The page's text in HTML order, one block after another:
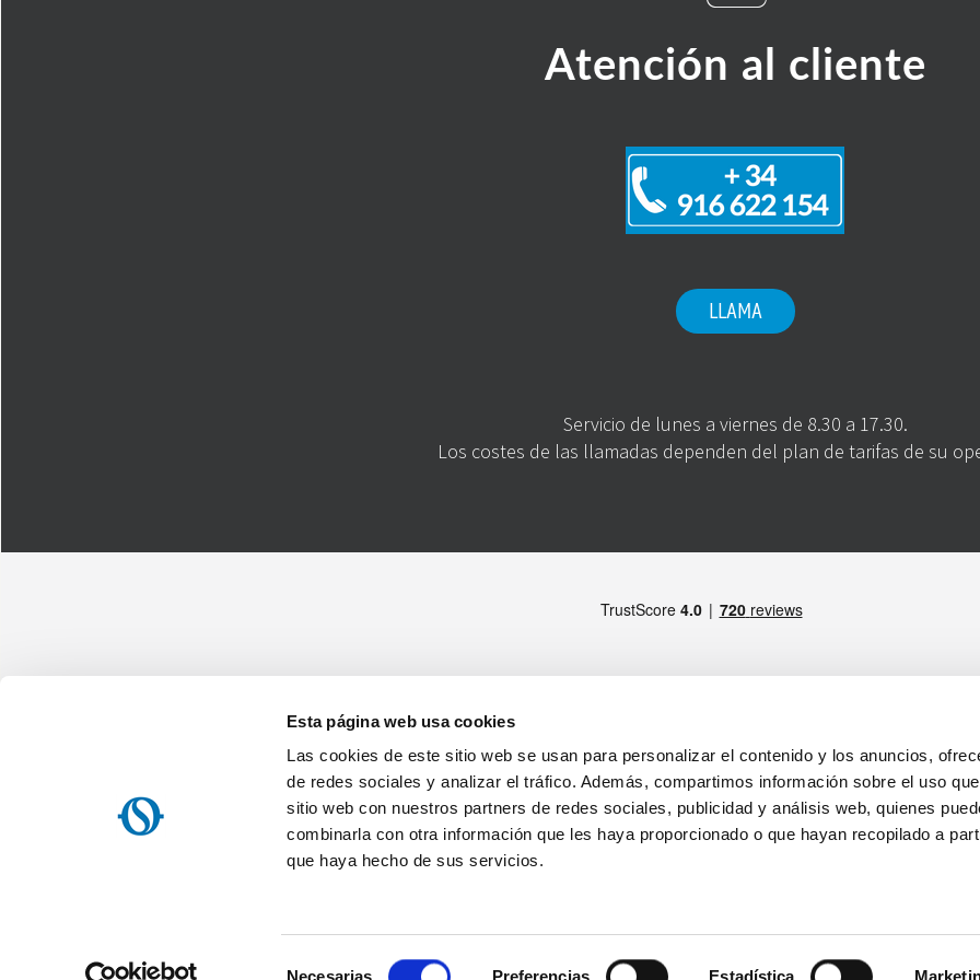
Esta página web usa cookies
Las cookies de este sitio web se usan para personalizar el contenido y los anuncios,
de redes sociales y analizar el tráfico. Además, compartimos información sobre el uso
sitio web con nuestros partners de redes sociales, publicidad y análisis web, quienes
combinarla con otra información que les haya proporcionado o que hayan recopilado a
que haya hecho de sus servicios.
Necesarias Preferencias Estadística
Atención al cliente
LLAMA
Servicio de lunes a viernes de 8.30 a 17.30.
Los costes de las llamadas dependen del plan de tarifas de su
Olimpia Splendid Iberica, SL
Avenida Anselmo Lorenzo, 1 - 28830 San Fernando de Henares (Madrid)
NIF: ES B84644186
Home
Nota informativa sobre el tratamiento de los datos personales
Acuerdo de servicio de la OS Home / Olimpia Splendid s.p.a.
Retirada de productos
MIEMBRO DE
SÍGUENOS